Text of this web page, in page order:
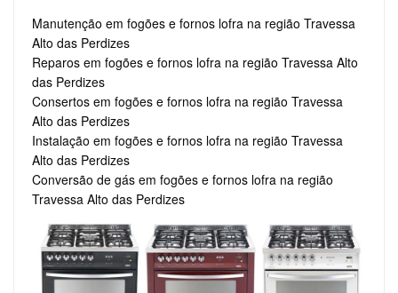
Manutenção em fogões e fornos lofra na região Travessa
Alto das Perdizes
Reparos em fogões e fornos lofra na região Travessa Alto
das Perdizes
Consertos em fogões e fornos lofra na região Travessa
Alto das Perdizes
Instalação em fogões e fornos lofra na região Travessa
Alto das Perdizes
Conversão de gás em fogões e fornos lofra na região
Travessa Alto das Perdizes